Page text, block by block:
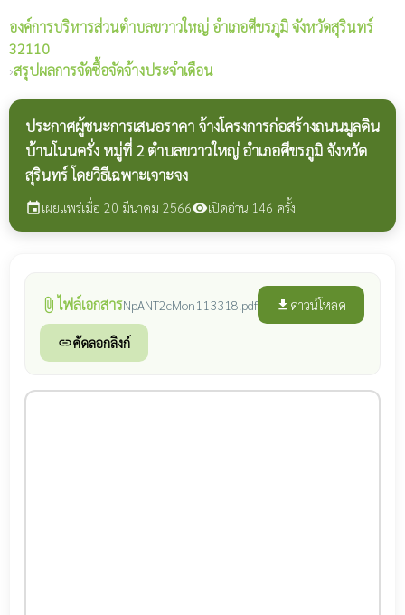
องค์การบริหารส่วนตำบลขวาวใหญ่ อำเภอศีขรภูมิ จังหวัดสุรินทร์
32110
›สรุปผลการจัดซื้อจัดจ้างประจำเดือน
ประกาศผู้ชนะการเสนอราคา จ้างโครงการก่อสร้างถนนมูลดิน
บ้านโนนครั่ง หมู่ที่ 2 ตำบลขวาวใหญ่ อำเภอศีขรภูมิ จังหวัด
สุรินทร์ โดยวิธีเฉพาะเจาะจง
eventเผยแพร่เมื่อ 20 มีนาคม 2566visibilityเปิดอ่าน 146 ครั้ง
attach_file ไฟล์เอกสารNpANT2cMon113318.pdf file_download ดาวน์โหลด
linkคัดลอกลิงก์